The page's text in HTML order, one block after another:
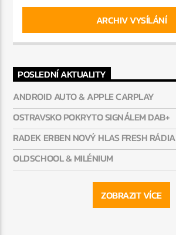
ARCHIV VYSÍLÁNÍ
POSLEDNÍ AKTUALITY
ANDROID AUTO & APPLE CARPLAY
OSTRAVSKO POKRYTO SIGNÁLEM DAB+
RADEK ERBEN NOVÝ HLAS FRESH RÁDIA
OLDSCHOOL & MILÉNIUM
ZOBRAZIT VÍCE